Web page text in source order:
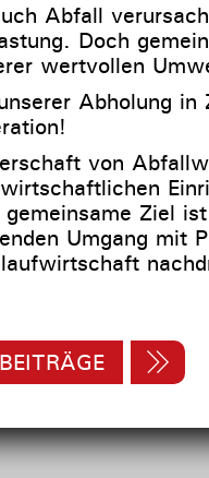
Abfall
Doch
wertvollen
Abholung
von
Ziel
Umgang mit